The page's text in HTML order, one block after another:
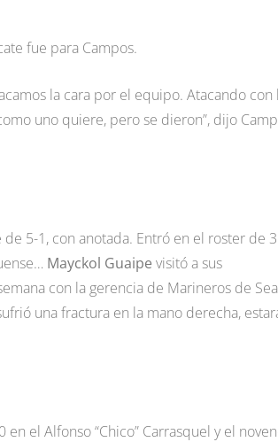
fue para Campos.
la cara por el equipo. Atacando con
uno quiere, pero se dieron”, dijo
5-1, con anotada. Entró en el roster de
Mayckol Guaipe visitó a sus
con la gerencia de Marineros de
una fractura en la mano derecha,
el Alfonso “Chico” Carrasquel y el